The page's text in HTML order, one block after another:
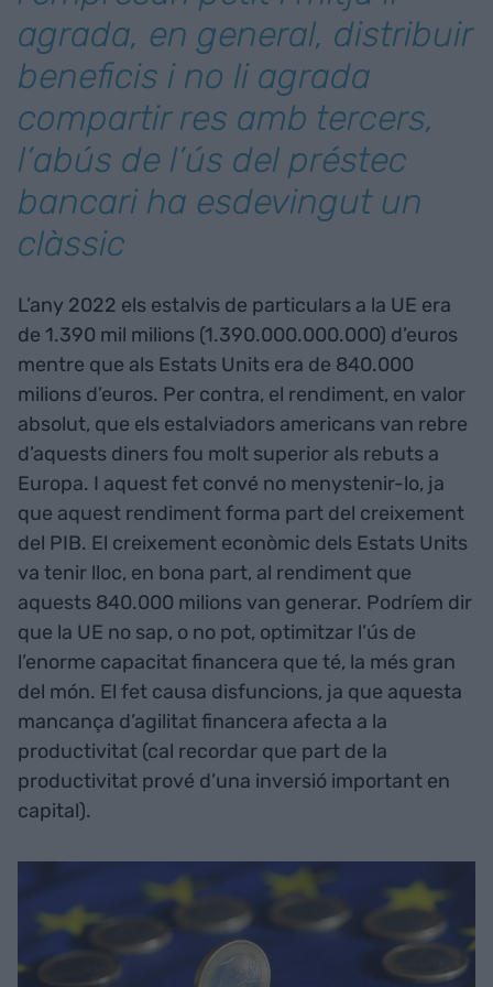
agrada, en general, distribuir
beneficis i no li agrada
compartir res amb tercers,
l’abús de l’ús del préstec
bancari ha esdevingut un
clàssic
L’any 2022 els estalvis de particulars a la UE era
de 1.390 mil milions (1.390.000.000.000) d’euros
mentre que als Estats Units era de 840.000
milions d’euros. Per contra, el rendiment, en valor
absolut, que els estalviadors americans van rebre
d’aquests diners fou molt superior als rebuts a
Europa. I aquest fet convé no menystenir-lo, ja
que aquest rendiment forma part del creixement
del PIB. El creixement econòmic dels Estats Units
va tenir lloc, en bona part, al rendiment que
aquests 840.000 milions van generar. Podríem dir
que la UE no sap, o no pot, optimitzar l’ús de
l’enorme capacitat financera que té, la més gran
del món. El fet causa disfuncions, ja que aquesta
mancança d’agilitat financera afecta a la
productivitat (cal recordar que part de la
productivitat prové d’una inversió important en
capital).